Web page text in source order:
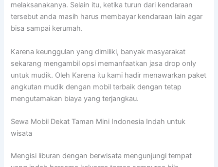
melaksanakanya. Selain itu, ketika turun dari kendaraan
tersebut anda masih harus membayar kendaraan lain agar
bisa sampai kerumah.
Karena keunggulan yang dimiliki, banyak masyarakat
sekarang mengambil opsi memanfaatkan jasa drop only
untuk mudik. Oleh Karena itu kami hadir menawarkan paket
angkutan mudik dengan mobil terbaik dengan tetap
mengutamakan biaya yang terjangkau.
Sewa Mobil Dekat Taman Mini Indonesia Indah untuk
wisata
Mengisi liburan dengan berwisata mengunjungi tempat